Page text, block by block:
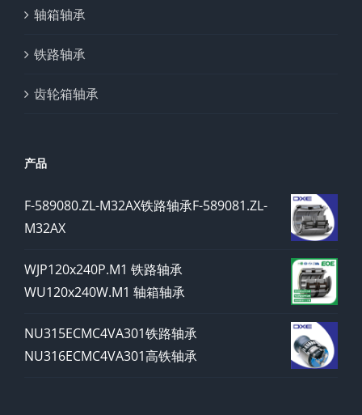
轴箱轴承
铁路轴承
齿轮箱轴承
产品
F-589080.ZL-M32AX铁路轴承F-589081.ZL-
M32AX
WJP120x240P.M1 铁路轴承
WU120x240W.M1 轴箱轴承
NU315ECMC4VA301铁路轴承
NU316ECMC4VA301高铁轴承